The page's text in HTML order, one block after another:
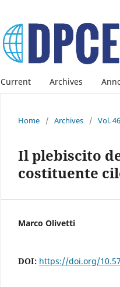
Current Archives
Home / Archives / Vol.
Il plebiscito
costituente
Marco Olivetti
DOI: https://doi.org/